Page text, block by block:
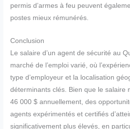
permis d’armes à feu peuvent
postes mieux rémunérés.
Conclusion
Le salaire d’un agent de sécurité au
marché de l’emploi varié, où
type d’employeur et la localisation
déterminants clés. Bien que le salaire
46 000 $ annuellement, des
agents expérimentés et certifiés
significativement plus élevés, en